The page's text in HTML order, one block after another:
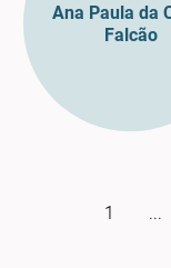
Ana Paula da
Falcão
1 ...